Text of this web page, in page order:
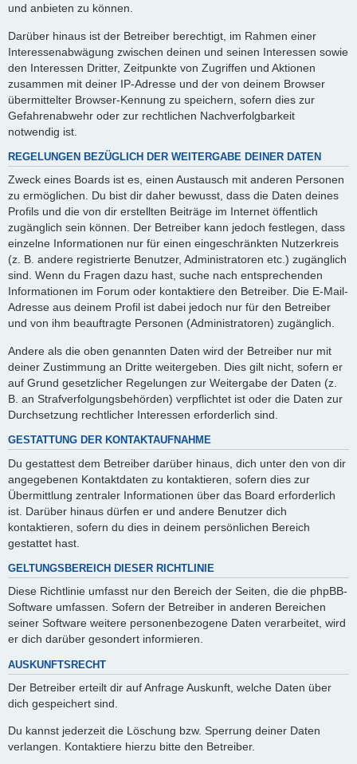
und anbieten zu können.
Darüber hinaus ist der Betreiber berechtigt, im Rahmen einer
Interessenabwägung zwischen deinen und seinen Interessen sowie
den Interessen Dritter, Zeitpunkte von Zugriffen und Aktionen
zusammen mit deiner IP-Adresse und der von deinem Browser
übermittelter Browser-Kennung zu speichern, sofern dies zur
Gefahrenabwehr oder zur rechtlichen Nachverfolgbarkeit
notwendig ist.
REGELUNGEN BEZÜGLICH DER WEITERGABE DEINER DATEN
Zweck eines Boards ist es, einen Austausch mit anderen Personen
zu ermöglichen. Du bist dir daher bewusst, dass die Daten deines
Profils und die von dir erstellten Beiträge im Internet öffentlich
zugänglich sein können. Der Betreiber kann jedoch festlegen, dass
einzelne Informationen nur für einen eingeschränkten Nutzerkreis
(z. B. andere registrierte Benutzer, Administratoren etc.) zugänglich
sind. Wenn du Fragen dazu hast, suche nach entsprechenden
Informationen im Forum oder kontaktiere den Betreiber. Die E-Mail-
Adresse aus deinem Profil ist dabei jedoch nur für den Betreiber
und von ihm beauftragte Personen (Administratoren) zugänglich.
Andere als die oben genannten Daten wird der Betreiber nur mit
deiner Zustimmung an Dritte weitergeben. Dies gilt nicht, sofern er
auf Grund gesetzlicher Regelungen zur Weitergabe der Daten (z.
B. an Strafverfolgungsbehörden) verpflichtet ist oder die Daten zur
Durchsetzung rechtlicher Interessen erforderlich sind.
GESTATTUNG DER KONTAKTAUFNAHME
Du gestattest dem Betreiber darüber hinaus, dich unter den von dir
angegebenen Kontaktdaten zu kontaktieren, sofern dies zur
Übermittlung zentraler Informationen über das Board erforderlich
ist. Darüber hinaus dürfen er und andere Benutzer dich
kontaktieren, sofern du dies in deinem persönlichen Bereich
gestattet hast.
GELTUNGSBEREICH DIESER RICHTLINIE
Diese Richtlinie umfasst nur den Bereich der Seiten, die die phpBB-
Software umfassen. Sofern der Betreiber in anderen Bereichen
seiner Software weitere personenbezogene Daten verarbeitet, wird
er dich darüber gesondert informieren.
AUSKUNFTSRECHT
Der Betreiber erteilt dir auf Anfrage Auskunft, welche Daten über
dich gespeichert sind.
Du kannst jederzeit die Löschung bzw. Sperrung deiner Daten
verlangen. Kontaktiere hierzu bitte den Betreiber.